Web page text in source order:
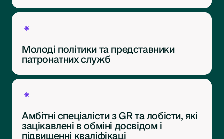
Молоді політики та представники
патронатних служб
Амбітні спеціалісти з GR та лобісти, які
зацікавлені в обміні досвідом і
підвищенні кваліфікаці